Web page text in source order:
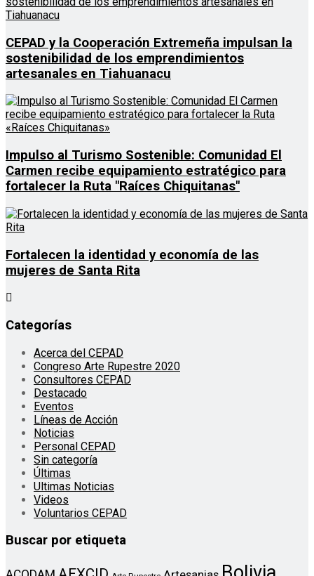
CEPAD y la Cooperación Extremeña impulsan la
sostenibilidad de los emprendimientos
artesanales en Tiahuanacu
Impulso al Turismo Sostenible: Comunidad El
Carmen recibe equipamiento estratégico para
fortalecer la Ruta "Raíces Chiquitanas"
Fortalecen la identidad y economía de las
mujeres de Santa Rita
Categorías
Acerca del CEPAD
Congreso Arte Rupestre 2020
Consultores CEPAD
Destacado
Eventos
Líneas de Acción
Noticias
Personal CEPAD
Sin categoría
Últimas
Ultimas Noticias
Videos
Voluntarios CEPAD
Buscar por etiqueta